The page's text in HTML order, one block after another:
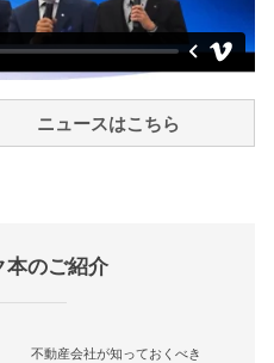
ニュースはこちら
本のご紹介
不動産会社が知っておくべき